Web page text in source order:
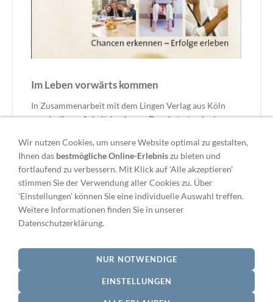
Im Leben vorwärts kommen
In Zusammenarbeit mit dem Lingen Verlag aus Köln
wurde dieses Arbeitsbuch zum Durchstarten in das
konnten wir dieses Buch erfolgreich auf der Fra...
5,98 €
* Alle Preise zzgl. USt. zzgl.Versand
Kontakt CookiesTTDSG - Datenschutz
Wir nutzen Cookies, um unsere Website optimal zu gestalten,
Ihnen das bestmögliche Online-Erlebniszu bieten und
fortlaufend zu verbessern. Mit Klick auf 'Alle akzeptieren'
stimmen Sie der Verwendung aller Cookies zu. Über
'Einstellungen' können Sie eine individuelle Auswahl treffen.
Weitere Informationen finden Sie in unserer
Datenschutzerklärung.
NUR NOTWENDIGE
EINSTELLUNGEN